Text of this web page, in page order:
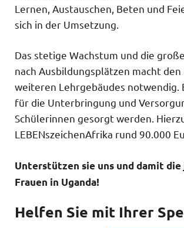
Lernen, Austauschen, Beten und
sich in der Umsetzung.
Das stetige Wachstum und die
nach Ausbildungsplätzen macht den
weiteren Lehrgebäudes notwendig.
für die Unterbringung und
Schülerinnen gesorgt werden.
LEBENszeichenAfrika rund 90.000
Unterstützen sie uns und damit die
Frauen in Uganda!
Helfen Sie mit Ihrer